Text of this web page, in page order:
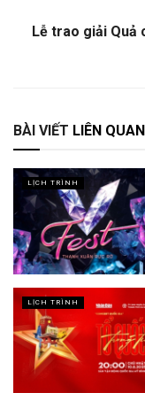
Lễ trao giải Quả
BÀI VIẾT LIÊN QUAN
LỊCH TRÌNH
LỊCH TRÌNH